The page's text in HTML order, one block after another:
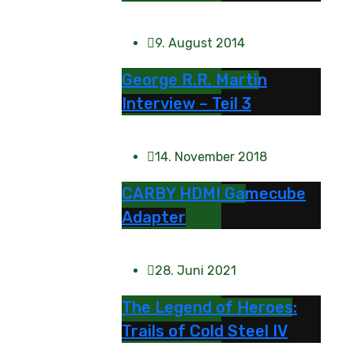
9. August 2014
George R.R. Martin
Interview – Teil 3
14. November 2018
CARBY HDMI Gamecube
Adapter
28. Juni 2021
The Legend of Heroes:
Trails of Cold Steel IV